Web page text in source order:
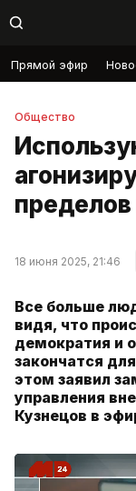
Прямой эфир
Общество
18 июня 2025, 21:46
Все больше
видя, что
демократия и
закончатся
этом заявил
управления
Кузнецов в